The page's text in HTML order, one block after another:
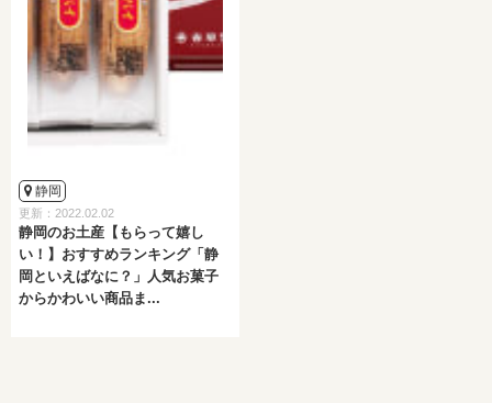
静岡
更新：2022.02.02
静岡のお土産【もらって嬉し
い！】おすすめランキング「静
岡といえばなに？」人気お菓子
からかわいい商品ま...